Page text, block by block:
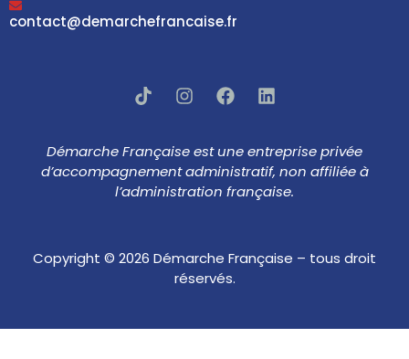
contact@demarchefrancaise.fr
Démarche Française est une entreprise privée
d’accompagnement administratif, non affiliée à
l’administration française.
Copyright © 2026 Démarche Française – tous droit
réservés.